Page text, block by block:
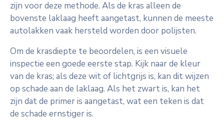
zijn voor deze methode. Als de kras alleen de
bovenste laklaag heeft aangetast, kunnen de meeste
autolakken vaak hersteld worden door polijsten.
Om de krasdiepte te beoordelen, is een visuele
inspectie een goede eerste stap. Kijk naar de kleur
van de kras; als deze wit of lichtgrijs is, kan dit wijzen
op schade aan de laklaag. Als het zwart is, kan het
zijn dat de primer is aangetast, wat een teken is dat
de schade ernstiger is.